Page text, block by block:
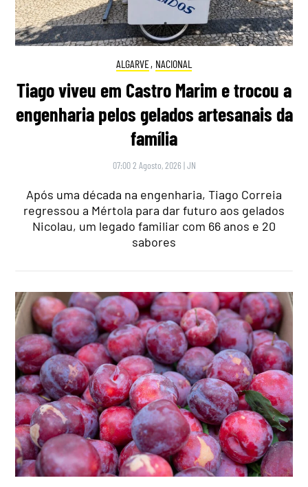
ALGARVE, NACIONAL
Tiago viveu em Castro Marim e trocou a
engenharia pelos gelados artesanais da
família
07:00 2 Agosto, 2026 |JN
Após uma década na engenharia, Tiago Correia
regressou a Mértola para dar futuro aos gelados
Nicolau, um legado familiar com 66 anos e 20
sabores